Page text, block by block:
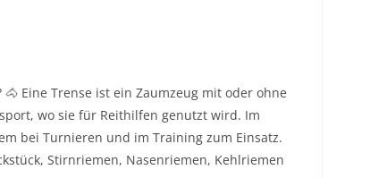
Eine Trense ist ein Zaumzeug mit oder ohne
wo sie für Reithilfen genutzt wird. Im
bei Turnieren und im Training zum Einsatz.
Stirnriemen, Nasenriemen, Kehlriemen